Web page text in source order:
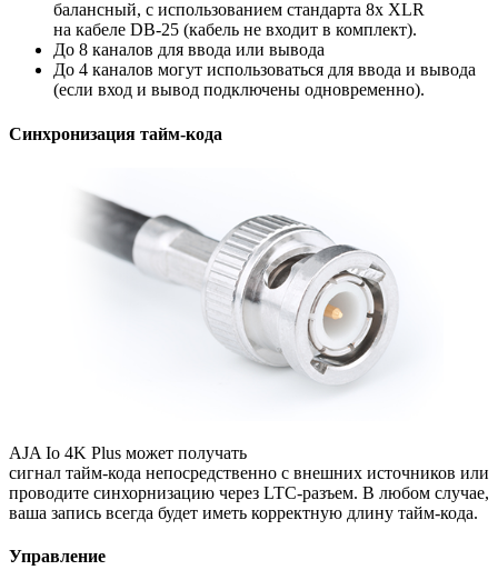
балансный, с использованием стандарта 8x XLR
на кабеле DB-25 (кабель не входит в комплект).
До 8 каналов для ввода или вывода
До 4 каналов могут использоваться для ввода и вывода
(если вход и вывод подключены одновременно).
Синхронизация тайм-кода
AJA Io 4K Plus может получать
сигнал тайм-кода непосредственно с внешних источников или
проводите синхорнизацию через LTC-разъем. В любом случае,
ваша запись всегда будет иметь корректную длину тайм-кода.
Управление